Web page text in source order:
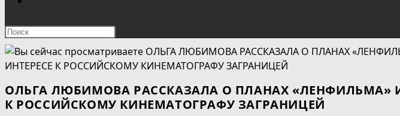
ПОИСК
ПО
САЙТУ
Нажмите
клавишу
Escape,
чтобы
закрыть
панель
ОЛЬГА ЛЮБИМОВА РАССКАЗАЛА О ПЛАНАХ «ЛЕНФИЛЬМА»
К РОССИЙСКОМУ КИНЕМАТОГРАФУ ЗАГРАНИЦЕЙ